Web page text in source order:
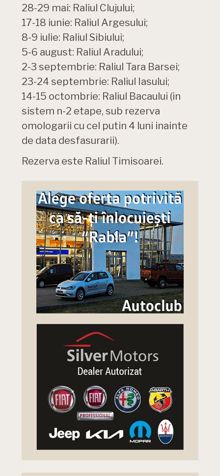
28-29 mai: Raliul Clujului;
17-18 iunie: Raliul Argesului;
8-9 iulie: Raliul Sibiului;
5-6 august: Raliul Aradului;
2-3 septembrie: Raliul Tara Barsei;
23-24 septembrie: Raliul Iasului;
14-15 octombrie: Raliul Bacaului (in
sistem n-2 etape, sub rezerva
omologarii cu cel putin 4 luni inainte
de data desfasurarii).
Rezerva este Raliul Timisoarei.